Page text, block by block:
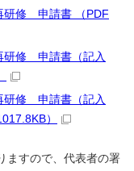
研修 申請書 （PDF
研修 申請書（記入
研修 申請書（記入
）
ますので、代表者の署